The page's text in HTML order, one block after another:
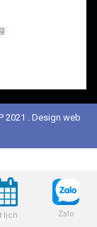
lịch Zalo
2021 . Design web